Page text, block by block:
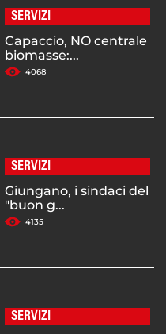
SERVIZI
Capaccio, NO centrale
biomasse:...
4068
SERVIZI
Giungano, i sindaci del
"buon g...
4135
SERVIZI